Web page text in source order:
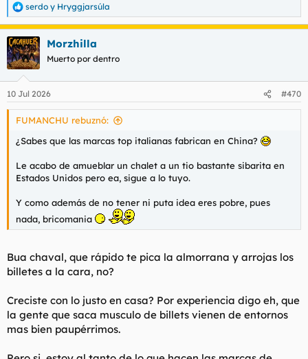
R
e
a
c
c
i
e
s
serdo y Hryggjarsúla
Morzhilla
Muerto por dentro
10 Jul 2026 #470
FUMANCHU rebuznó:
¿Sabes que las marcas top italianas fabrican en China?
Le acabo de amueblar un chalet a un tio bastante sibarita en
Estados Unidos pero ea, sigue a lo tuyo.
Y como además de no tener ni puta idea eres pobre, pues
nada, bricomania
Bua chaval, que rápido te pica la almorrana y arrojas los
billetes a la cara, no?
Creciste con lo justo en casa? Por experiencia digo eh, que
la gente que saca musculo de billets vienen de entornos
mas bien paupérrimos.